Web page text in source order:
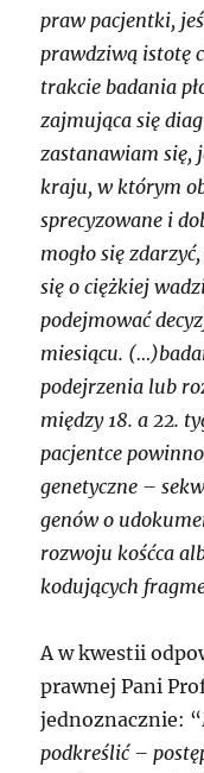
praw pacjentki,
prawdziwą istotę
trakcie badania
zajmująca się
zastanawiam się,
kraju, w którym
sprecyzowane i
mogło się
się o ciężkiej
podejmować
miesiącu.
podejrzenia lub
między 18. a 22.
pacjentce
genetyczne –
genów o
rozwoju kośćca
kodujących
A w kwestii
prawnej Pani
jednoznacznie: “
podkreślić –